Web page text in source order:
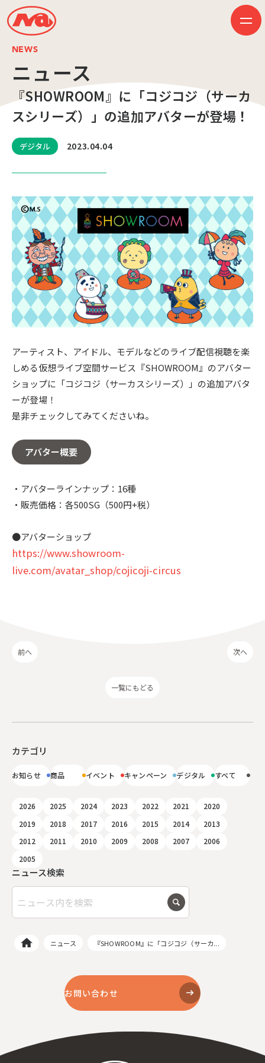
〒104-0061
東京都中央区銀座7丁目13番20号 銀座THビル5F
JPEN
HOME
ニュース
ビジネス
作品紹介
会社案内
創業50周年記念ページ
音楽配信
採用情報
NEWS
ニュース
『SHOWROOM』に「コジコジ（サーカ
スシリーズ）」の追加アバターが登場！
デジタル 2023.04.04
アーティスト、アイドル、モデルなどのライブ配信視聴を楽
しめる仮想ライブ空間サービス『SHOWROOM』のアバター
ショップに「コジコジ（サーカスシリーズ）」の追加アバタ
ーが登場！
是非チェックしてみてくださいね。
アバター概要
・アバターラインナップ：16種
・販売価格：各500SG（500円+税）
●アバターショップ
https://www.showroom-
live.com/avatar_shop/cojicoji-circus
前へ
一覧にもどる
次へ
ニュース検索
カテゴリ
お知らせ 商品 イベント キャンペーン デジタル すべて
2026 2025 2024 2023 2022 2021
2020
2019
2018 2017 2016 2015 2014
2013
2012
2011 2010 2009 2008 2007
2006
2005
ニュース 『SHOWROOM』に「コジコジ（サーカ...
お問い合わせ